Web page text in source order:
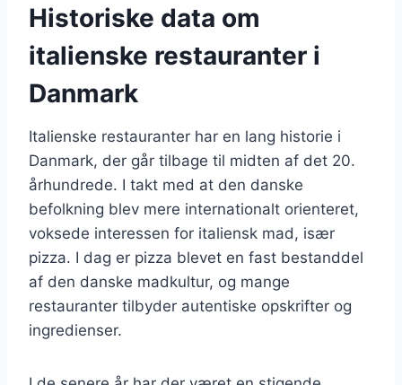
Historiske data om
italienske restauranter i
Danmark
Italienske restauranter har en lang historie i
Danmark, der går tilbage til midten af det 20.
århundrede. I takt med at den danske
befolkning blev mere internationalt orienteret,
voksede interessen for italiensk mad, især
pizza. I dag er pizza blevet en fast bestanddel
af den danske madkultur, og mange
restauranter tilbyder autentiske opskrifter og
ingredienser.